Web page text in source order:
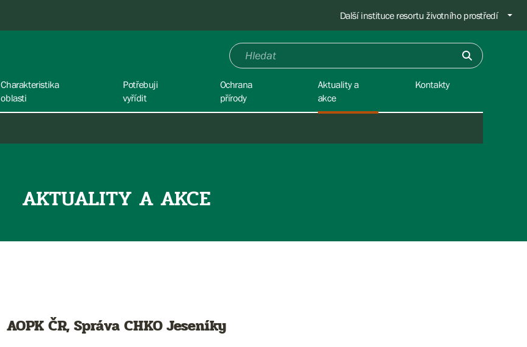
Další instituce resortu životního prostředí
Charakteristika
oblasti
Potřebuji
vyřídit
Ochrana
přírody
Aktuality a
akce
Kontakty
AKTUALITY A AKCE
AOPK ČR, Správa CHKO Jeseníky